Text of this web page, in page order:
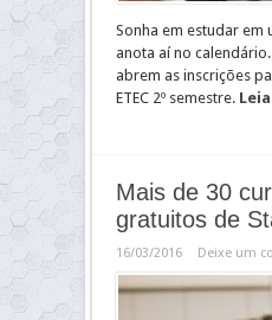
Sonha em estudar em
anota aí no
abrem as inscrições
ETEC 2º semestre.
Mais de 30
gratuitos de
16/03/2016 Deixe um